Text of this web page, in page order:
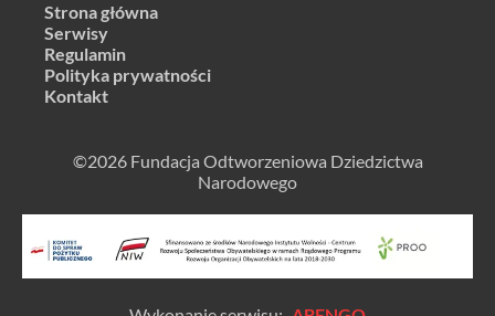
Strona główna
Serwisy
Regulamin
Polityka prywatności
Kontakt
©2026 Fundacja Odtworzeniowa Dziedzictwa
Narodowego